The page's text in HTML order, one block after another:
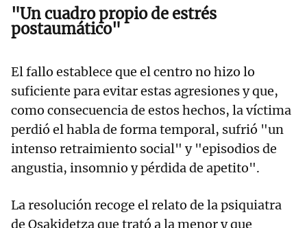
"Un cuadro propio de estrés
postaumático"
El fallo establece que el centro no hizo lo
suficiente para evitar estas agresiones y que,
como consecuencia de estos hechos, la víctima
perdió el habla de forma temporal, sufrió "un
intenso retraimiento social" y "episodios de
angustia, insomnio y pérdida de apetito".
La resolución recoge el relato de la psiquiatra
de Osakidetza que trató a la menor y que